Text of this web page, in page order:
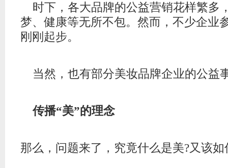
时下，各大品牌的公益营销花样繁多
梦、 健康等无所不包。然而，不少企业
刚刚起步。
当然，也有部分美妆品牌企业的公益
传播“美”的理念
那么，问题来了，究竟什么是美?又该如